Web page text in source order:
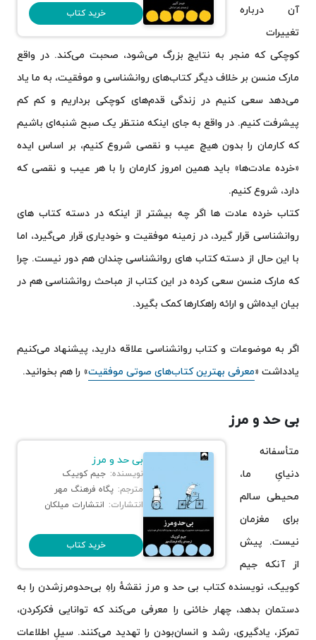
خرید کتاب
آن درباره
تغییرات
کوچکی که منجر به نتایج بزرگ می‌شود، صحبت می‌کند. در واقع
مارک منسن بر خلاف دیگر کتاب‌های روانشناسی و موفقیت، به ما یاد
می‌دهد سعی کنیم در زندگی قدم‌های کوچکی برداریم و کم کم
پیشرفت کنیم. در واقع به جای اینکه منتظر یک صبح شنبه‌ای باشیم
که کارمان را بدون هیچ عیب و نقصی شروع کنیم، بر اساس ایده
«خرده عادت‌ها» باید همین امروز کارمان را با هر عیب و نقصی که
دارد، شروع کنیم.
کتاب خرده عادت ها اگر چه بیشتر از اینکه در دسته کتاب های
روانشناسی قرار گیرد، در زمینه موفقیت و خودیاری قرار می‌گیرد، اما
با این حال از دسته کتاب های روانشناسی چندان هم دور نیست. چرا
که مارک منسن سعی کرده در این کتاب از مباحث روانشناسی هم در
بیان ایده‌اش و ارائه راهکارها کمک بگیرد.
اگر به موضوعات و کتاب روانشناسی علاقه دارید، پیشنهاد می‌کنیم
یادداشت «معرفی بهترین کتاب‌های صوتی موفقیت» را هم بخوانید.
بی حد و مرز
بی حد و مرز
نویسنده: جیم کوییک
مترجم: پگاه فرهنگ مهر
انتشارات: انتشارات میلکان
خرید کتاب
متأسفانه
دنیایِ ما،
محیطی سالم
برای مغزمان
نیست. پیش
از آنکه جیم
کوییک، نویسنده کتاب بی حد و مرز نقشهٔ راهِ بی‌حدومرزشدن را به
دستمان بدهد، چهار خائنی را معرفی می‌کند که توانایی فکرکردن،
تمرکز، یادگیری، رشد و انسان‌بودن را تهدید می‌کنند. سیلِ اطلاعات